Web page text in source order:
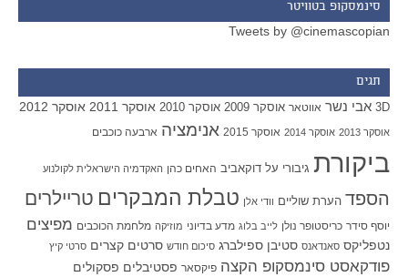
סינמסקופ בטוויטר
Tweets by @cinemascopian
תגים
3D אבי נשר אווטאר אוסקר 2009 אוסקר 2010 אוסקר 2011 אוסקר 2012
אוסקר 2013 אוסקר 2014 אוסקר 2015 אנימציה ארבעה כוכבים
ביקורת גיבורי על דוקאביב האחים כהן האקדמיה הישראלית לקולנוע
הספד הערת שוליים וודי אלן טבלת המבקרים טריילרים
יוסף סידר כריסטופר נולן לייב בלוג מדע בדיוני מוזיקה מלחמת הכוכבים מפיצים
נטפליקס סאנדאנס סטיבן ספילברג סיכום חודש סרטים קצרים סרטי קיץ
פודקאסט סינמסקופ הקצה פיקסאר פסטיבלים פסקולים